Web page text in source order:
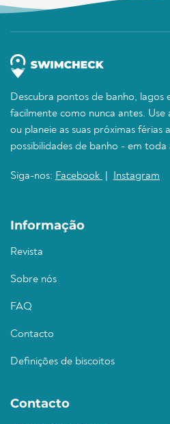
Descubra pontos de banho, lagos
facilmente como nunca antes. Use
ou planeie as suas próximas férias
possibilidades de banho - em toda
Siga-nos: Facebook Instagram
Informação
Revista
Sobre nós
FAQ
Contacto
Definições de biscoitos
Contacto